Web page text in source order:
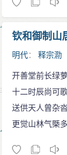
钦和御制山
明代：释宗泐
开善堂前长绿
十二时辰尚可歌
送供天人曾杂
更觉山林气槩多